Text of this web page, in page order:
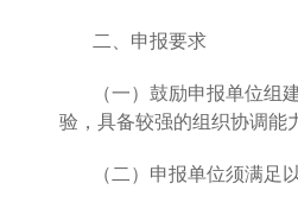
二、申报要求
（一）鼓励申报单位
验，具备较强的组织协调能
（二）申报单位须满足